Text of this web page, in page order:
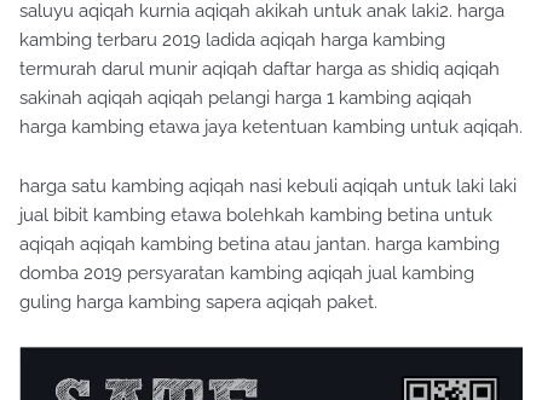
kambing terbaru 2019 ladida aqiqah harga kambing
termurah darul munir aqiqah daftar harga as shidiq aqiqah
sakinah aqiqah aqiqah pelangi harga 1 kambing aqiqah
harga kambing etawa jaya ketentuan kambing untuk aqiqah.
jual bibit kambing etawa bolehkah kambing betina untuk
aqiqah aqiqah kambing betina atau jantan. harga kambing
domba 2019 persyaratan kambing aqiqah jual kambing
guling harga kambing sapera aqiqah paket.